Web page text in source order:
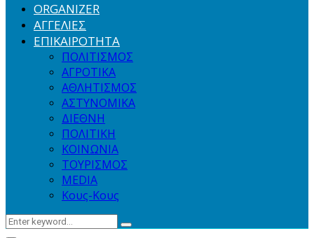
ORGANIZER
ΑΓΓΕΛΙΕΣ
ΕΠΙΚΑΙΡΟΤΗΤΑ
ΠΟΛΙΤΙΣΜΟΣ
ΑΓΡΟΤΙΚΑ
ΑΘΛΗΤΙΣΜΟΣ
ΑΣΤΥΝΟΜΙΚΑ
ΔΙΕΘΝΗ
ΠΟΛΙΤΙΚΗ
ΚΟΙΝΩΝΙΑ
ΤΟΥΡΙΣΜΟΣ
MEDIA
Κους-Κους
Search
Search